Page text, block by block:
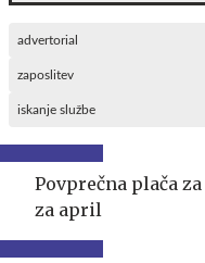
advertorial
zaposlitev
iskanje službe
Povprečna plača
za april